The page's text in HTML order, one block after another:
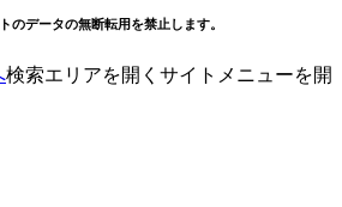
データの無断転用を禁止します。
検索エリアを開く サイトメニューを開